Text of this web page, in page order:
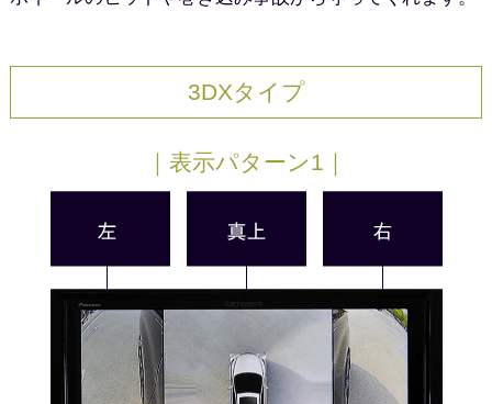
3DXタイプ
｜表示パターン1｜